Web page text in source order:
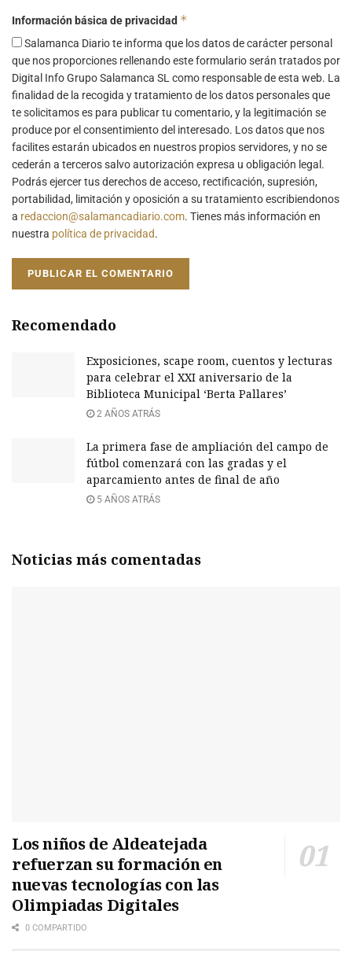
Información básica de privacidad *
Salamanca Diario te informa que los datos de carácter personal
que nos proporciones rellenando este formulario serán tratados por
Digital Info Grupo Salamanca SL como responsable de esta web. La
finalidad de la recogida y tratamiento de los datos personales que
te solicitamos es para publicar tu comentario, y la legitimación se
produce por el consentimiento del interesado. Los datos que nos
facilites estarán ubicados en nuestros propios servidores, y no se
cederán a terceros salvo autorización expresa u obligación legal.
Podrás ejercer tus derechos de acceso, rectificación, supresión,
portabilidad, limitación y oposición a su tratamiento escribiendonos
a redaccion@salamancadiario.com. Tienes más información en
nuestra política de privacidad.
Recomendado
Exposiciones, scape room, cuentos y lecturas
para celebrar el XXI aniversario de la
Biblioteca Municipal ‘Berta Pallares’
2 AÑOS ATRÁS
La primera fase de ampliación del campo de
fútbol comenzará con las gradas y el
aparcamiento antes de final de año
5 AÑOS ATRÁS
Noticias más comentadas
Los niños de Aldeatejada
refuerzan su formación en
nuevas tecnologías con las
Olimpiadas Digitales
0 COMPARTIDO